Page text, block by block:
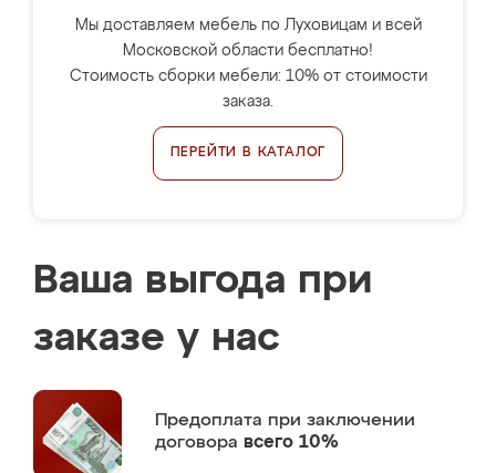
Мы доставляем мебель по Луховицам и всей
Московской области бесплатно!
Стоимость сборки мебели: 10% от стоимости
заказа.
ПЕРЕЙТИ В КАТАЛОГ
Ваша выгода при
заказе у нас
Предоплата при заключении
договора всего 10%